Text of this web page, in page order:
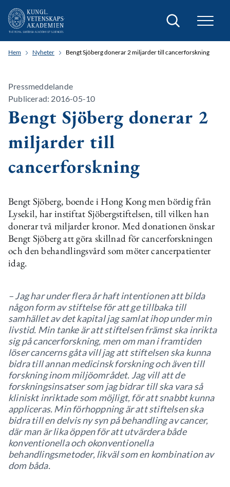
Sök
Hem Nyheter Bengt Sjöberg donerar 2 miljarder till cancerforskning
Pressmeddelande
Publicerad: 2016-05-10
Bengt Sjöberg donerar 2
miljarder till
cancerforskning
Bengt Sjöberg, boende i Hong Kong men bördig från
Lysekil, har instiftat Sjöbergstiftelsen, till vilken han
donerar två miljarder kronor. Med donationen önskar
Bengt Sjöberg att göra skillnad för cancerforskningen
och den behandlingsvård som möter cancerpatienter
idag.
– Jag har under flera år haft intentionen att bilda
någon form av stiftelse för att ge tillbaka till
samhället av det kapital jag samlat ihop under min
livstid. Min tanke är att stiftelsen främst ska inrikta
sig på cancerforskning, men om man i framtiden
löser cancerns gåta vill jag att stiftelsen ska kunna
bidra till annan medicinsk forskning och även till
forskning inom miljöområdet. Jag vill att de
forskningsinsatser som jag bidrar till ska vara så
kliniskt inriktade som möjligt, för att snabbt kunna
appliceras. Min förhoppning är att stiftelsen ska
bidra till en delvis ny syn på behandling av cancer,
där man är lika öppen för att utvärdera både
konventionella och okonventionella
behandlingsmetoder, likväl som en kombination av
dom båda.